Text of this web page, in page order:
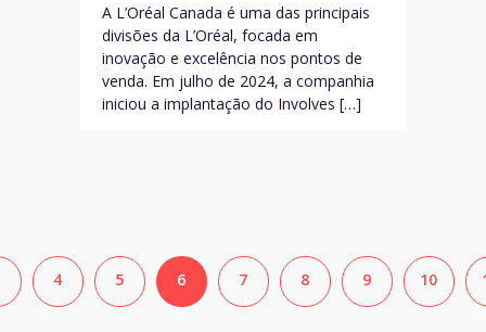
A L’Oréal Canada é uma das principais
divisões da L’Oréal, focada em
inovação e excelência nos pontos de
venda. Em julho de 2024, a companhia
iniciou a implantação do Involves […]
4 5 6 7 8 9 10